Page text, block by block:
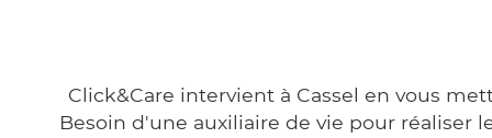
Click&Care intervient à Cassel en vous
Besoin d'une auxiliaire de vie pour réaliser